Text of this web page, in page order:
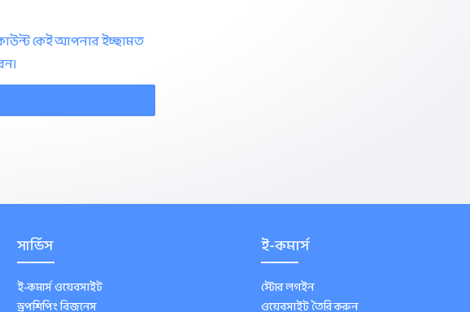
কেই আপনার ইচ্ছামত
সার্ভিস
ই-কমার্স ওয়েবসাইট
ড্রপশিপিং বিজনেস
ই-কমার্স
স্টোর লগইন
ওয়েবসাইট তৈরি করুন